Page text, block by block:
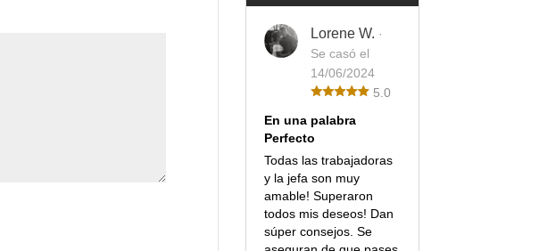
Lorene W. ·
Se casó el
14/06/2024
5.0
En una palabra
Perfecto
Todas las trabajadoras
y la jefa son muy
amable! Superaron
todos mis deseos! Dan
súper consejos. Se